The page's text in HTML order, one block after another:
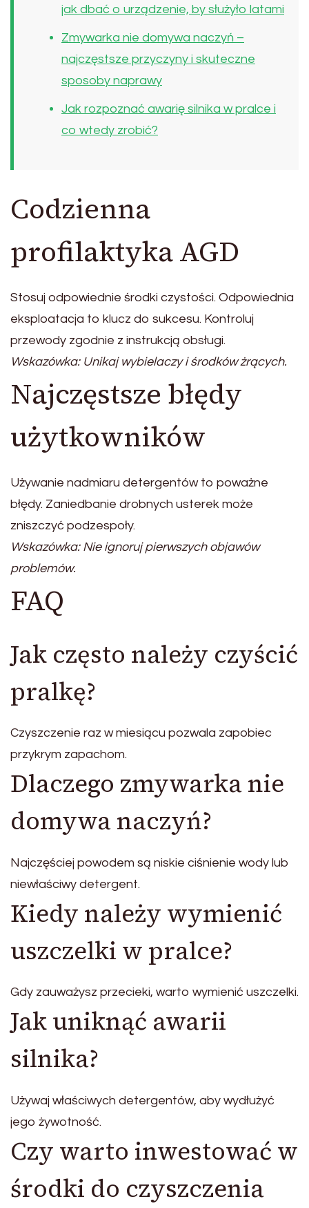
jak dbać o urządzenie, by służyło latami
Zmywarka nie domywa naczyń –
najczęstsze przyczyny i skuteczne
sposoby naprawy
Jak rozpoznać awarię silnika w pralce i
co wtedy zrobić?
Codzienna
profilaktyka AGD
Stosuj odpowiednie środki czystości. Odpowiednia
eksploatacja to klucz do sukcesu. Kontroluj
przewody zgodnie z instrukcją obsługi.
Wskazówka: Unikaj wybielaczy i środków żrących.
Najczęstsze błędy
użytkowników
Używanie nadmiaru detergentów to poważne
błędy. Zaniedbanie drobnych usterek może
zniszczyć podzespoły.
Wskazówka: Nie ignoruj pierwszych objawów
problemów.
FAQ
Jak często należy czyścić
pralkę?
Czyszczenie raz w miesiącu pozwala zapobiec
przykrym zapachom.
Dlaczego zmywarka nie
domywa naczyń?
Najczęściej powodem są niskie ciśnienie wody lub
niewłaściwy detergent.
Kiedy należy wymienić
uszczelki w pralce?
Gdy zauważysz przecieki, warto wymienić uszczelki.
Jak uniknąć awarii
silnika?
Używaj właściwych detergentów, aby wydłużyć
jego żywotność.
Czy warto inwestować w
środki do czyszczenia